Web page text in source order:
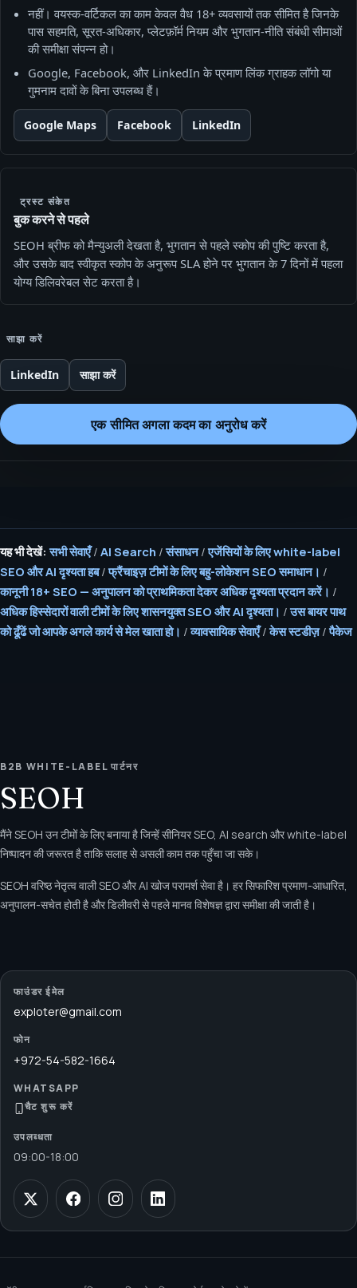
नहीं। वयस्क‑वर्टिकल का काम केवल वैध 18+ व्यवसायों तक सीमित है जिनके
पास सहमति, सूरत‑अधिकार, प्लेटफ़ॉर्म नियम और भुगतान‑नीति संबंधी सीमाओं
की समीक्षा संपन्न हो।
Google, Facebook, और LinkedIn के प्रमाण लिंक ग्राहक लॉगो या
गुमनाम दावों के बिना उपलब्ध हैं।
Google Maps Facebook LinkedIn
ट्रस्ट संकेत
बुक करने से पहले
SEOH ब्रीफ को मैन्युअली देखता है, भुगतान से पहले स्कोप की पुष्टि करता है,
और उसके बाद स्वीकृत स्कोप के अनुरूप SLA होने पर भुगतान के 7 दिनों में पहला
योग्य डिलिवरेबल सेट करता है।
साझा करें
LinkedIn साझा करें
एक सीमित अगला कदम का अनुरोध करें
यह भी देखें: सभी सेवाएँ/ AI Search /संसाधन/एजेंसियों के लिए white-label
SEO और AI दृश्यता हब/फ्रैंचाइज़ टीमों के लिए बहु-लोकेशन SEO समाधान। /
कानूनी 18+ SEO — अनुपालन को प्राथमिकता देकर अधिक दृश्यता प्रदान करें। /
अधिक हिस्सेदारों वाली टीमों के लिए शासनयुक्त SEO और AI दृश्यता। /उस बायर पाथ
को ढूँढें जो आपके अगले कार्य से मेल खाता हो। /व्यावसायिक सेवाएँ/केस स्टडीज़/पैकेज
B2B WHITE-LABEL पार्टनर
SEOH
मैंने SEOH उन टीमों के लिए बनाया है जिन्हें सीनियर SEO, AI search और white-label
निष्पादन की जरूरत है ताकि सलाह से असली काम तक पहुँचा जा सके।
SEOH वरिष्ठ नेतृत्व वाली SEO और AI खोज परामर्श सेवा है। हर सिफारिश प्रमाण-आधारित,
अनुपालन-सचेत होती है और डिलीवरी से पहले मानव विशेषज्ञ द्वारा समीक्षा की जाती है।
फाउंडर ईमेल
exploter@gmail.com
फोन
+972-54-582-1664
WHATSAPP
चैट शुरू करें
उपलब्धता
09:00-18:00